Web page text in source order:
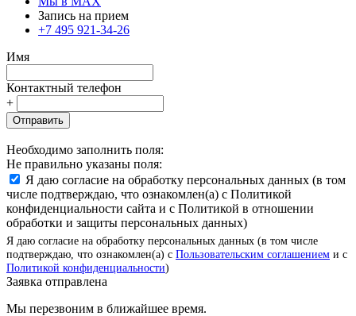
Запись на прием
+7 495 921-34-26
Имя
Контактный телефон
+
Отправить
Необходимо заполнить поля:
Не правильно указаны поля:
Я даю согласие на обработку персональных данных (в том
числе подтверждаю, что ознакомлен(а) с Политикой
конфиденциальности сайта и с Политикой в отношении
обработки и защиты персональных данных)
Я даю согласие на обработку персональных данных (в том числе
подтверждаю, что ознакомлен(а) с Пользовательским соглашением и с
Политикой конфиденциальности)
Заявка отправлена
Мы перезвоним в ближайшее время.